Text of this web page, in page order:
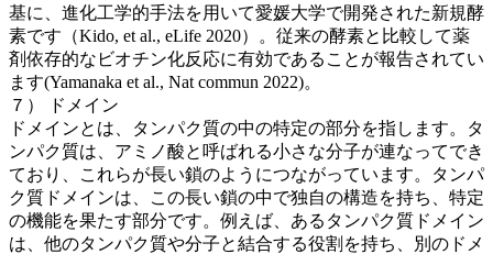
基に、進化工学的手法を用いて愛媛大学で開発された新規酵
素です（Kido, et al., eLife 2020）。従来の酵素と比較して薬
剤依存的なビオチン化反応に有効であることが報告されてい
ます(Yamanaka et al., Nat commun 2022)。
７） ドメイン
ドメインとは、タンパク質の中の特定の部分を指します。タ
ンパク質は、アミノ酸と呼ばれる小さな分子が連なってでき
ており、これらが長い鎖のようにつながっています。タンパ
ク質ドメインは、この長い鎖の中で独自の構造を持ち、特定
の機能を果たす部分です。例えば、あるタンパク質ドメイン
は、他のタンパク質や分子と結合する役割を持ち、別のドメ